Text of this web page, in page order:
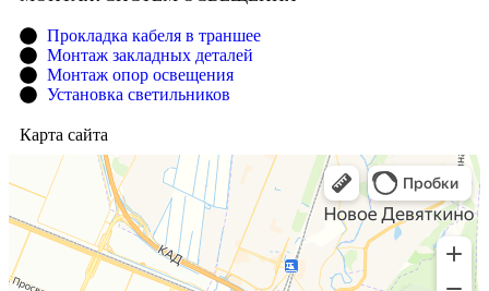
Прокладка кабеля в траншее
Монтаж закладных деталей
Монтаж опор освещения
Установка светильников
Карта сайта